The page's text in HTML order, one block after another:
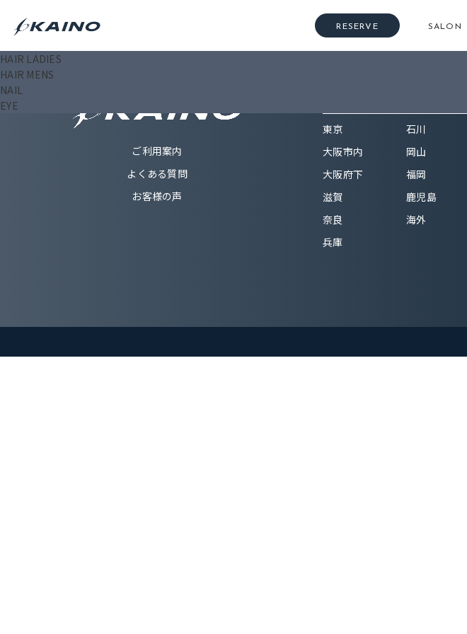
RESERVE SALON
HAIR LADIES
HAIR MENS
NAIL
EYE
ご利用案内
よくある質問
お客様の声
東京
大阪市内
大阪府下
滋賀
奈良
兵庫
石川
岡山
福岡
鹿児島
海外